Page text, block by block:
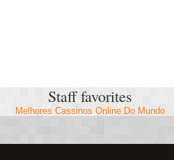
Staff favorites
Melhores Cassinos Online Do Mundo